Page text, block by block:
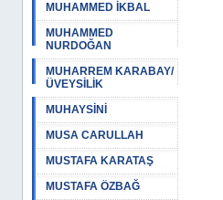
MUHAMMED İKBAL
MUHAMMED
NURDOĞAN
MUHARREM KARABAY/
ÜVEYSİLİK
MUHAYSİNİ
MUSA CARULLAH
MUSTAFA KARATAŞ
MUSTAFA ÖZBAĞ